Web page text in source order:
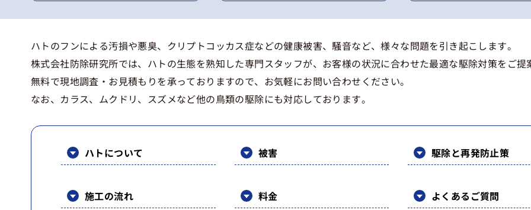
ハトのフンによる汚損や悪臭、クリプトコッカス症などの健康被害、騒音など、様々な問題を引き起こします。
株式会社防除研究所では、ハトの生態を熟知した専門スタッフが、お客様の状況に合わせた最適な駆除対策をご提
無料で現地調査・お見積もりを承っておりますので、お気軽にお問い合わせください。
なお、カラス、ムクドリ、スズメなど他の鳥類の駆除にも対応しております。
ハトについて 被害 駆除と再発防止策
施工の流れ 料金 よくあるご質問